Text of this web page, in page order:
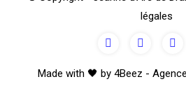
légales
Made with 🖤 by 4Beez -